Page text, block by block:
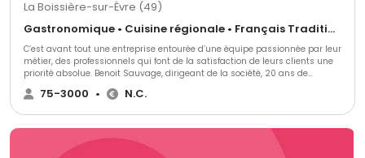
La Boissière-sur-Èvre (49)
Gastronomique • Cuisine régionale • Français Traditionnel
C’est avant tout une entreprise entourée d’une équipe passionnée par leur
métier, des professionnels qui font de la satisfaction de leurs clients une
priorité absolue. Benoit Sauvage, dirigeant de la société, 20 ans de
carrière dans l’évènement, dont 15 ans en tant que directeur de salle au
sein du Val d’Evre Traiteur, décide à l’arrêt de l’activité de cette entreprise
traiteur afin d'assurer un repas de qualité. Nos cocktails et repas sont
réalisés dans leur globalité par nos équipes ; produits frais arrivés bruts
75-3000 • N.C.